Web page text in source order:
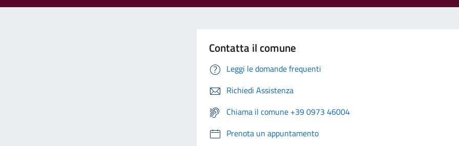
Contatta il comune
Leggi le domande frequenti
Richiedi Assistenza
Chiama il comune +39 0973 46004
Prenota un appuntamento